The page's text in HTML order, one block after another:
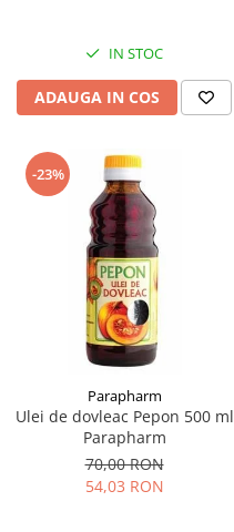
IN STOC
ADAUGA IN COS
-23%
Parapharm
Ulei de dovleac Pepon 500 ml
Parapharm
70,00 RON
54,03 RON